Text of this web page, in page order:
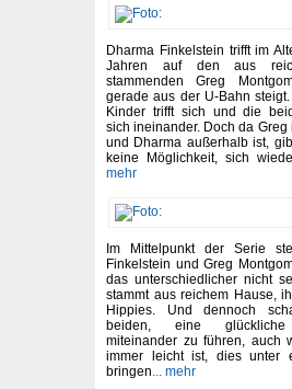
Dharma Finkelstein trifft im
Jahren auf den aus
stammenden Greg
gerade aus der U-Bahn
Kinder trifft sich und die
sich ineinander. Doch da Greg
und Dharma außerhalb ist,
keine Möglichkeit, sich
mehr
Im Mittelpunkt der Serie
Finkelstein und Greg
das unterschiedlicher nicht
stammt aus reichem Hause,
Hippies. Und dennoch
beiden, eine glückliche
miteinander zu führen, auch
immer leicht ist, dies unter
bringen... mehr